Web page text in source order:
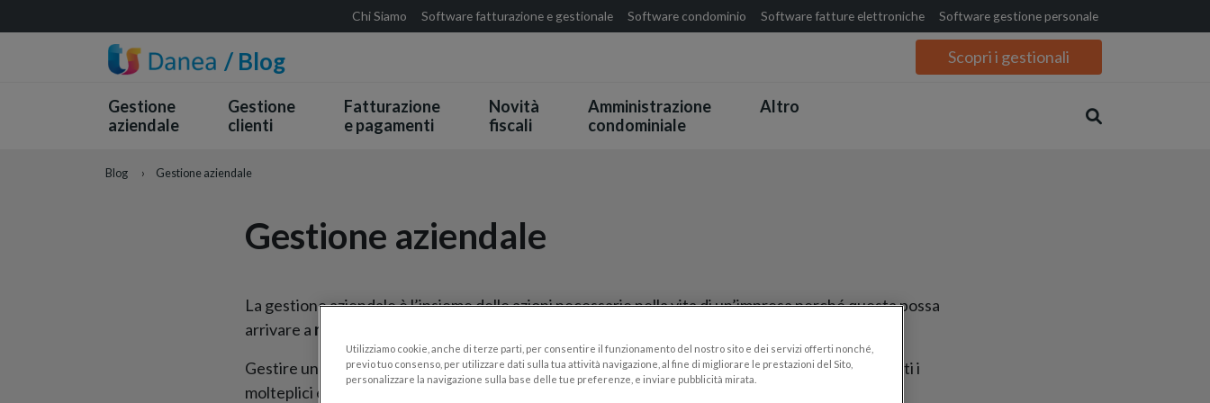
Chi Siamo Software fatturazione e gestionale Software condominio Software fatture elettroniche Software gestione personale
/ Blog Scopri i gestionali
Gestione
aziendale
Gestione
clienti
Fatturazione
e pagamenti
Novità
fiscali
Amministrazione
condominiale
Altro
Blog › Gestione aziendale
Gestione aziendale
La gestione aziendale è l’insieme delle azioni necessarie nella vita di un’impresa perché questa possa
arrivare a raggiungere gli obiettivi
Gestire un’azienda vuol direprendere decisioni, spesso anche difficili o controverse, riguardanti i
molteplici elementi costitutivi dell’impresa: persone, produzione, servizi e tecnologie.
Utilizziamo cookie, anche di terze parti, per consentire il funzionamento del nostro sito e dei servizi offerti nonché,
previo tuo consenso, per utilizzare dati sulla tua attività navigazione, al fine di migliorare le prestazioni del Sito,
personalizzare la navigazione sulla base delle tue preferenze, e inviare pubblicità mirata.